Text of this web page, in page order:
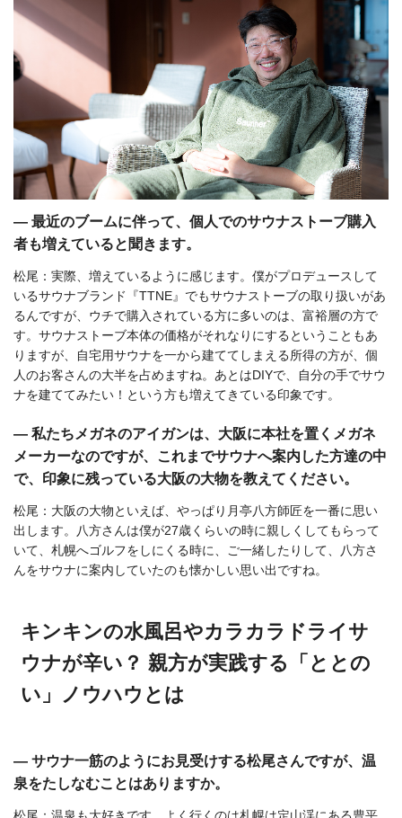
― 最近のブームに伴って、個人でのサウナストーブ購入
者も増えていると聞きます。
松尾：実際、増えているように感じます。僕がプロデュースして
いるサウナブランド『TTNE』でもサウナストーブの取り扱いがあ
るんですが、ウチで購入されている方に多いのは、富裕層の方で
す。サウナストーブ本体の価格がそれなりにするということもあ
りますが、自宅用サウナを一から建ててしまえる所得の方が、個
人のお客さんの大半を占めますね。あとはDIYで、自分の手でサウ
ナを建ててみたい！という方も増えてきている印象です。
― 私たちメガネのアイガンは、大阪に本社を置くメガネ
メーカーなのですが、これまでサウナへ案内した方達の中
で、印象に残っている大阪の大物を教えてください。
松尾：大阪の大物といえば、やっぱり月亭八方師匠を一番に思い
出します。八方さんは僕が27歳くらいの時に親しくしてもらって
いて、札幌へゴルフをしにくる時に、ご一緒したりして、八方さ
んをサウナに案内していたのも懐かしい思い出ですね。
キンキンの水風呂やカラカラドライサ
ウナが辛い？ 親方が実践する「ととの
い」ノウハウとは
― サウナ一筋のようにお見受けする松尾さんですが、温
泉をたしなむことはありますか。